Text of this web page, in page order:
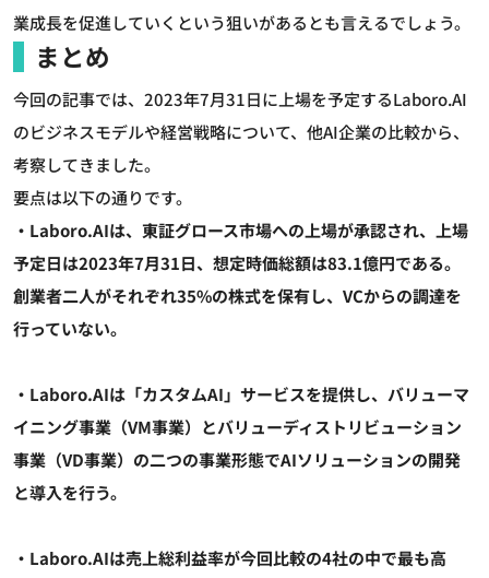
業成長を促進していくという狙いがあるとも言えるでしょう。
まとめ
今回の記事では、2023年7月31日に上場を予定するLaboro.AI
のビジネスモデルや経営戦略について、他AI企業の比較から、
考察してきました。
要点は以下の通りです。
・Laboro.AIは、東証グロース市場への上場が承認され、上場
予定日は2023年7月31日、想定時価総額は83.1億円である。
創業者二人がそれぞれ35%の株式を保有し、VCからの調達を
行っていない。
・Laboro.AIは「カスタムAI」サービスを提供し、バリューマ
イニング事業（VM事業）とバリューディストリビューション
事業（VD事業）の二つの事業形態でAIソリューションの開発
と導入を行う。
・Laboro.AIは売上総利益率が今回比較の4社の中で最も高